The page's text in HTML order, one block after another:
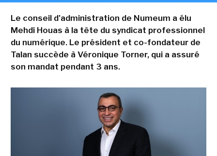
Le conseil d'administration de Numeum a élu
Mehdi Houas à la tête du syndicat professionnel
du numérique. Le président et co-fondateur de
Talan succède à Véronique Torner, qui a assuré
son mandat pendant 3 ans.